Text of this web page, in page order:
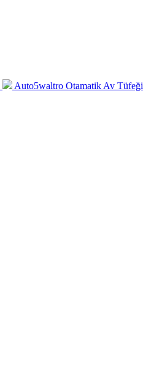
Auto5waltro Otamatik Av Tüfeği